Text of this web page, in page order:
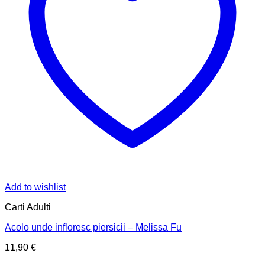
Add to wishlist
Carti Adulti
Acolo unde infloresc piersicii – Melissa Fu
11,90 €